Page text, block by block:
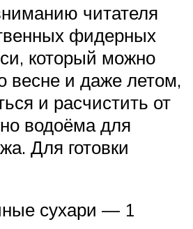
читателя
фидерных
который можно
весне и даже летом,
и расчистить от
водоёма для
Для готовки
сухари — 1